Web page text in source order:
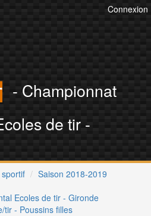
Connexion
- Championnat
de tir -
Saison 2018-2019
Ecoles de tir - Gironde
tir - Poussins filles